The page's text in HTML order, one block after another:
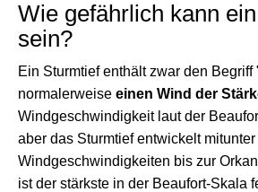
Wie gefährlich kann
sein?
Ein Sturmtief enthält zwar den Begriff
normalerweise einen Wind der
Windgeschwindigkeit laut der
aber das Sturmtief entwickelt mitunter
Windgeschwindigkeiten bis zur
ist der stärkste in der Beaufort-Skala